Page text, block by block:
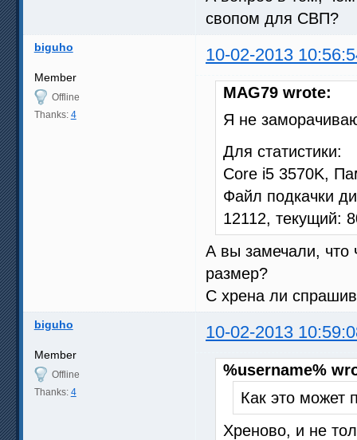
свопом для СВП?
biguho 10-02-2013
Member
Offline
Thanks: 4
MAG79 wrote:
Я не
Для статистики:
Core i5 3570K,
Файл подкачки
12112, текущий:
А вы замечали,
размер?
С хрена ли
biguho 10-02-2013
Member
Offline
Thanks: 4
%username%
Как это может
Хреново, и не